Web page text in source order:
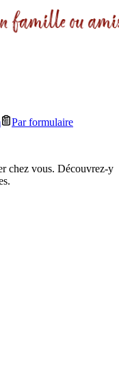
Par formulaire
chez vous. Découvrez-y